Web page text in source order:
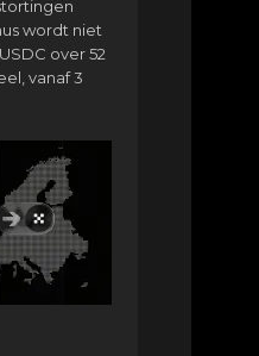
wordt niet
over 52
vanaf 3